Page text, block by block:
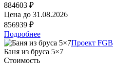
884603 ₽
Цена до 31.08.2026
856939 ₽
Подробнее
Проект FGB
Баня из бруса 5×7
Стоимость